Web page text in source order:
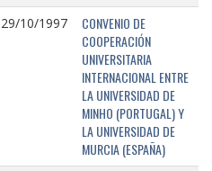
29/10/1997
CONVENIO DE
COOPERACIÓN
UNIVERSITARIA
INTERNACIONAL ENTRE
LA UNIVERSIDAD DE
MINHO (PORTUGAL) Y
LA UNIVERSIDAD DE
MURCIA (ESPAÑA)